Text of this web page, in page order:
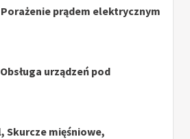
Porażenie prądem elektrycznym
Obsługa urządzeń pod
Skurcze mięśniowe,